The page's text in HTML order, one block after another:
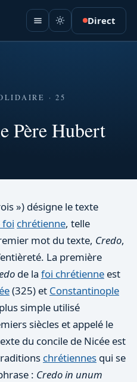
Direct
· 25
Père Hubert
») désigne le texte
foi chrétienne, telle
mot du texte, Credo,
La première
de la foi chrétienne est
(325) et Constantinople
simple utilisé
siècles et appelé le
du concile de Nicée est
chrétiennes qui se
: Credo in unum